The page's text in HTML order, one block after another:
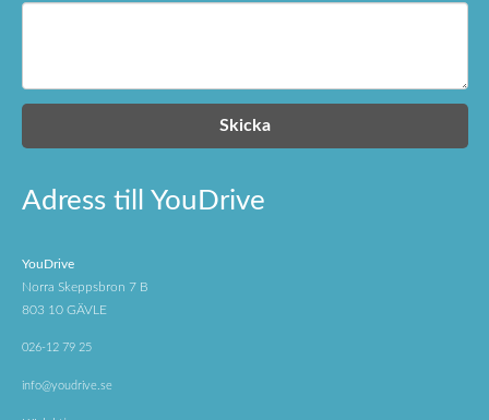
Adress till YouDrive
YouDrive
Norra Skeppsbron 7 B
803 10 GÄVLE
026-12 79 25
info@youdrive.se